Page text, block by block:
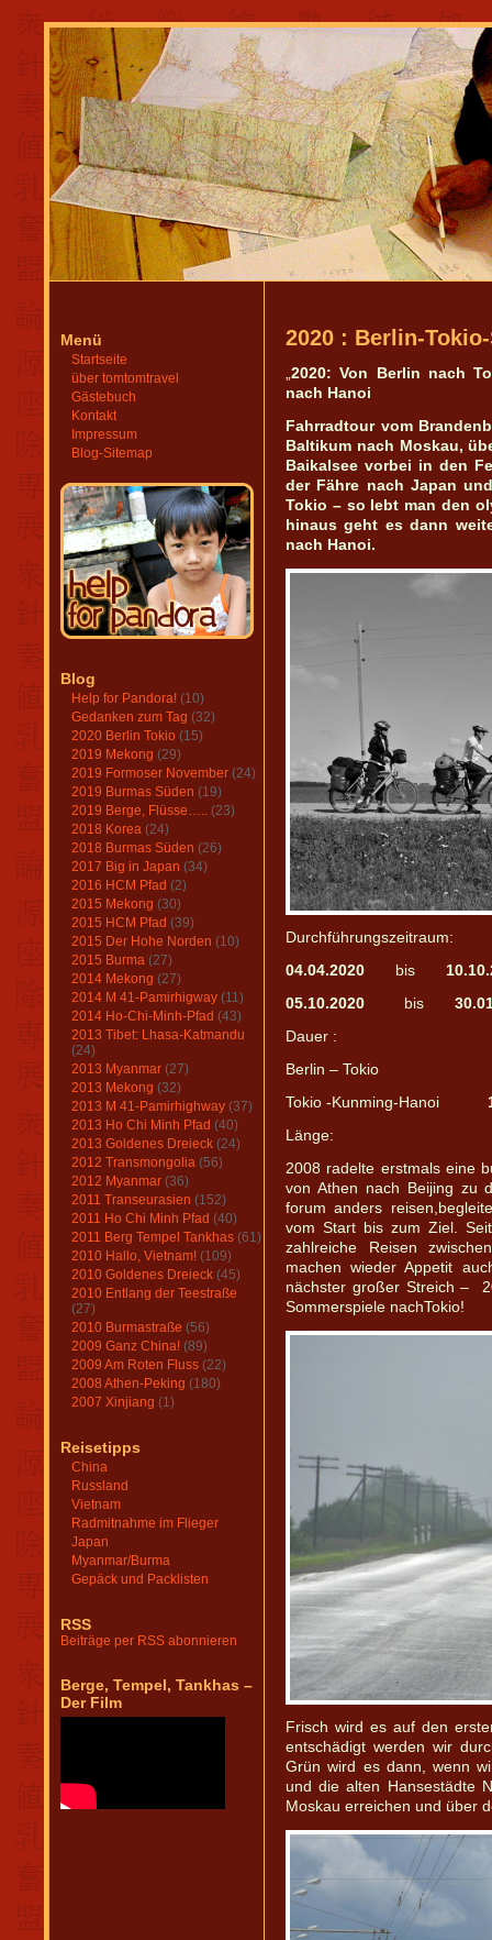
Menü
Startseite
über tomtomtravel
Gästebuch
Kontakt
Impressum
Blog-Sitemap
Blog
Help for Pandora! (10)
Gedanken zum Tag (32)
2020 Berlin Tokio (15)
2019 Mekong (29)
2019 Formoser November (24)
2019 Burmas Süden (19)
2019 Berge, Flüsse….. (23)
2018 Korea (24)
2018 Burmas Süden (26)
2017 Big in Japan (34)
2016 HCM Pfad (2)
2015 Mekong (30)
2015 HCM Pfad (39)
2015 Der Hohe Norden (10)
2015 Burma (27)
2014 Mekong (27)
2014 M 41-Pamirhigway (11)
2014 Ho-Chi-Minh-Pfad (43)
2013 Tibet: Lhasa-Katmandu
(24)
2013 Myanmar (27)
2013 Mekong (32)
2013 M 41-Pamirhighway (37)
2013 Ho Chi Minh Pfad (40)
2013 Goldenes Dreieck (24)
2012 Transmongolia (56)
2012 Myanmar (36)
2011 Transeurasien (152)
2011 Ho Chi Minh Pfad (40)
2011 Berg Tempel Tankhas (61)
2010 Hallo, Vietnam! (109)
2010 Goldenes Dreieck (45)
2010 Entlang der Teestraße
(27)
2010 Burmastraße (56)
2009 Ganz China! (89)
2009 Am Roten Fluss (22)
2008 Athen-Peking (180)
2007 Xinjiang (1)
Reisetipps
China
Russland
Vietnam
Radmitnahme im Flieger
Japan
Myanmar/Burma
Gepäck und Packlisten
RSS
Beiträge per RSS abonnieren
Berge, Tempel, Tankhas –
Der Film
2020 : Berlin-
„2020: Von Berlin nach
nach Hanoi
Fahrradtour vom
Baltikum nach Moskau,
Baikalsee vorbei in den
der Fähre nach Japan
Tokio – so lebt man den
hinaus geht es dann
nach Hanoi.
Durchführungszeitraum:
04.04.2020 bis
05.10.2020 bis
Dauer :
Berlin –
Tokio -Kunming-Hanoi
Länge:
2008 radelte erstmals eine
von Athen nach Beijing zu
forum anders
vom Start bis zum Ziel.
zahlreiche Reisen
machen wieder Appetit
nächster großer Streich –
Sommerspiele nachTokio!
Frisch wird es auf den
entschädigt werden wir
Grün wird es dann, wenn
und die alten Hansestädte
Moskau erreichen und über